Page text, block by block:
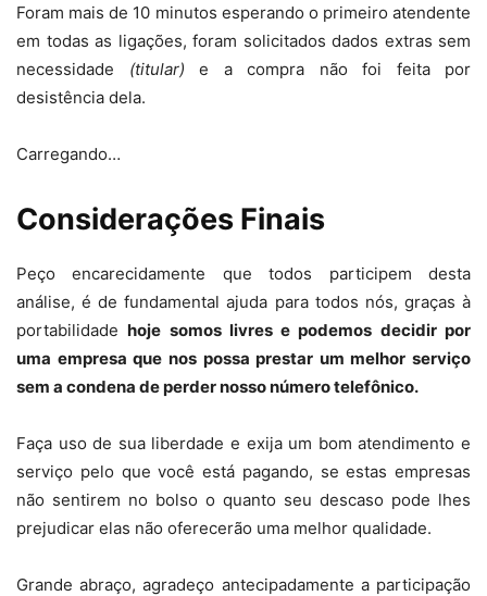
Foram mais de 10 minutos esperando o primeiro atendente
em todas as ligações, foram solicitados dados extras sem
necessidade (titular) e a compra não foi feita por
desistência dela.
Carregando…
Considerações Finais
Peço encarecidamente que todos participem desta
análise, é de fundamental ajuda para todos nós, graças à
portabilidadehoje somos livres e podemos decidir por
uma empresa que nos possa prestar um melhor serviço
sem a condena de perder nosso número telefônico.
Faça uso de sua liberdade e exija um bom atendimento e
serviço pelo que você está pagando, se estas empresas
não sentirem no bolso o quanto seu descaso pode lhes
prejudicar elas não oferecerão uma melhor qualidade.
Grande abraço, agradeço antecipadamente a participação